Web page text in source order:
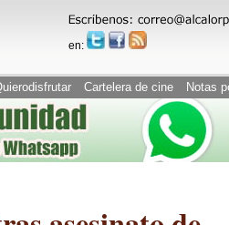
en:
Cartelera de cine Notas